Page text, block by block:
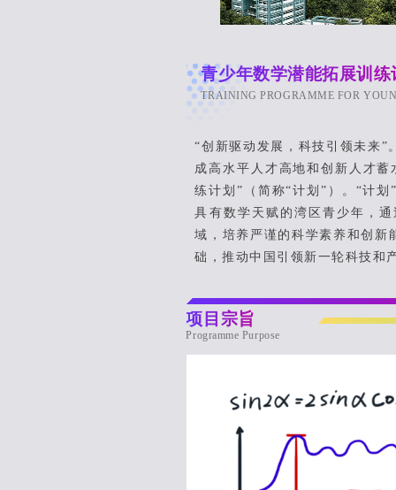
青少年数学潜能拓展训练
TRAINING PROGRAMME FOR
“创新驱动发展，科技引领未来
成高水平人才高地和创新人才
练计划”（简称“计划”）。“计
具有数学天赋的湾区青少年，
域，培养严谨的科学素养和创新
础，推动中国引领新一轮科技和
项目宗旨
Programme Purpose